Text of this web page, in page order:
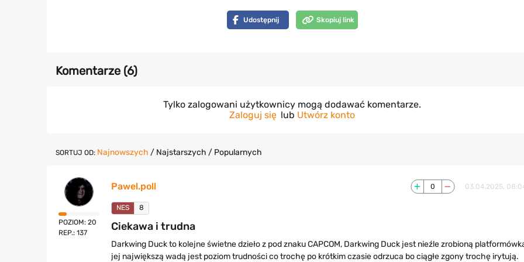
Udostępnij Skopiuj link
Komentarze (6)
Tylko zalogowani użytkownicy mogą dodawać komentarze.
Zaloguj się lub Utwórz konto
SORTUJ OD: Najnowszych / Najstarszych / Popularnych
POZIOM: 20
REP.: 137
Pawel.poll 0 03.04.2025,
NES 8
Ciekawa i trudna
Darkwing Duck to kolejne świetne dzieło z pod znaku CAPCOM, Darkwing Duck jest nieźle zrobioną
jej największą wadą jest poziom trudności co trochę po krótkim czasie odrzuca bo ciągłe zgony trochę irytują.